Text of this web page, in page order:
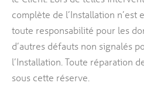
complète de l’Installation
toute responsabilité pour les
d’autres défauts non signalés
l’Installation. Toute réparation
sous cette réserve.